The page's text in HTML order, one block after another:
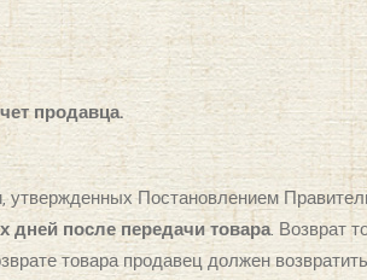
продавца.
утвержденных Постановлением
дней после передачи товара. Возврат
товара продавец должен